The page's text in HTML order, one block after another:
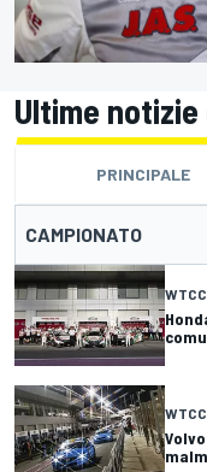
Ultime notizie
PRINCIPALE
CAMPIONATO
WTCC
WTCC